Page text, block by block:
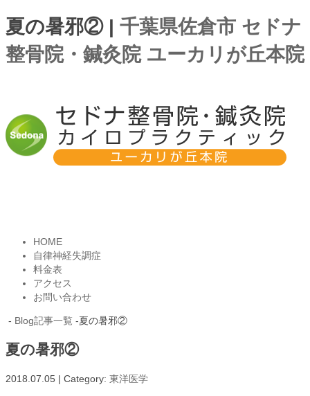
夏の暑邪② | 千葉県佐倉市 セドナ
整骨院・鍼灸院 ユーカリが丘本院
HOME
自律神経失調症
料金表
アクセス
お問い合わせ
- Blog記事一覧 -夏の暑邪②
夏の暑邪②
2018.07.05 | Category: 東洋医学